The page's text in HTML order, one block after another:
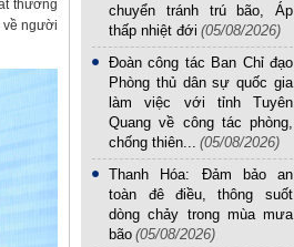
thường
về người
chuyển tránh trú bão, Áp
thấp nhiệt đới (05/08/2026)
Đoàn công tác Ban Chỉ đạo
Phòng thủ dân sự quốc gia
làm việc với tỉnh Tuyên
Quang về công tác phòng,
chống thiên... (05/08/2026)
Thanh Hóa: Đảm bảo an
toàn đê điều, thông suốt
dòng chảy trong mùa mưa
bão (05/08/2026)